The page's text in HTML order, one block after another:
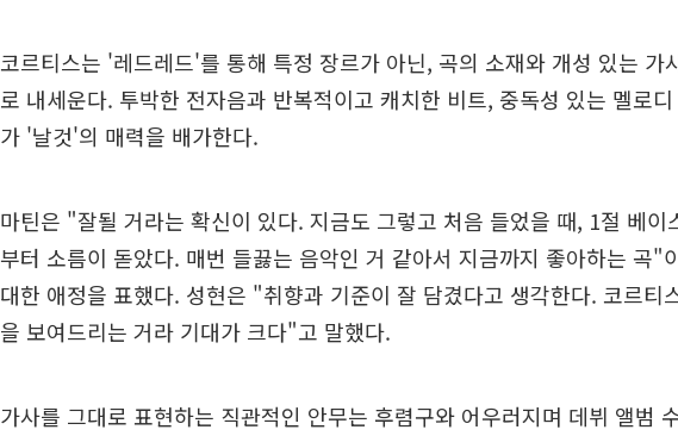
코르티스는 '레드레드'를 통해 특정 장르가 아닌, 곡의 소재와 개성 있는 가
로 내세운다. 투박한 전자음과 반복적이고 캐치한 비트, 중독성 있는 멜로
가 '날것'의 매력을 배가한다.
마틴은 "잘될 거라는 확신이 있다. 지금도 그렇고 처음 들었을 때, 1절 베이
부터 소름이 돋았다. 매번 들끓는 음악인 거 같아서 지금까지 좋아하는 곡"
대한 애정을 표했다. 성현은 "취향과 기준이 잘 담겼다고 생각한다. 코르티
을 보여드리는 거라 기대가 크다"고 말했다.
가사를 그대로 표현하는 직관적인 안무는 후렴구와 어우러지며 데뷔 앨범